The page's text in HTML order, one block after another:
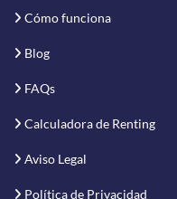
Cómo funciona
Blog
FAQs
Calculadora de Renting
Aviso Legal
Política de Privacidad